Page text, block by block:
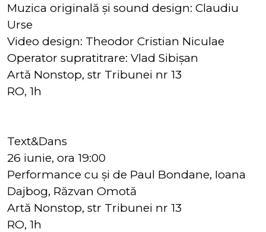
Muzica originală și sound design: Claudiu
Urse
Video design: Theodor Cristian Niculae
Operator supratitrare: Vlad Sibișan
Artă Nonstop, str Tribunei nr 13
RO, 1h
Text&Dans
26 iunie, ora 19:00
Performance cu și de Paul Bondane, Ioana
Dajbog, Răzvan Omotă
Artă Nonstop, str Tribunei nr 13
RO, 1h